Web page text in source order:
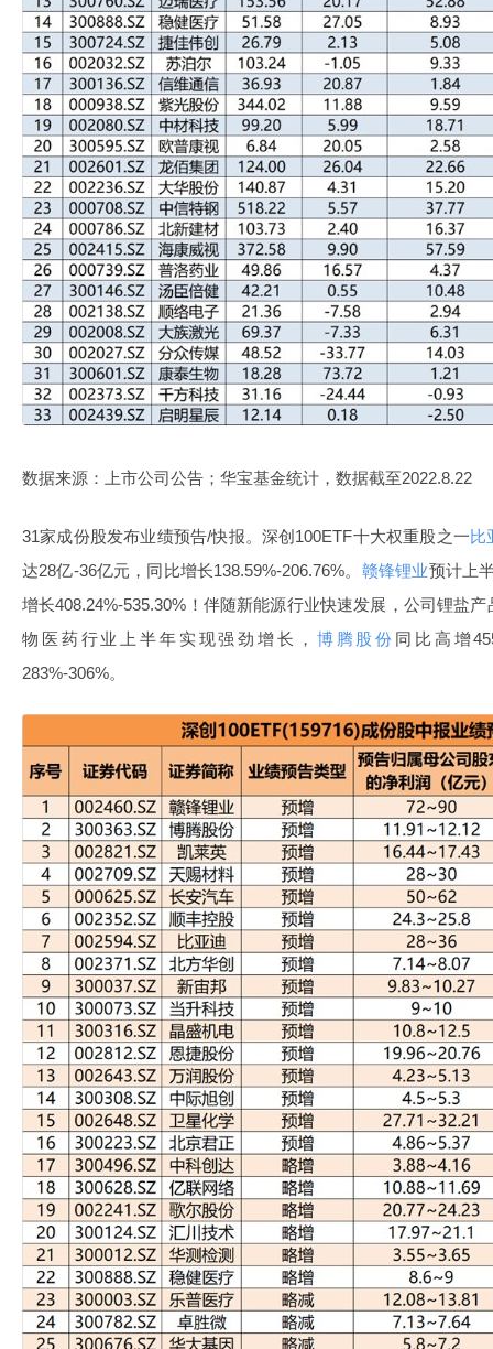
数据来源：上市公司公告；华宝基金统计，数据截至2022.8.22
31家成份股发布业绩预告/快报。深创100ETF十大权重股之一比
达28亿-36亿元，同比增长138.59%-206.76%。 赣锋锂业预计上
增长408.24%-535.30%！伴随新能源行业快速发展，公司锂盐
物医药行业上半年实现强劲增长， 博腾股份 同比高增
283%-306%。